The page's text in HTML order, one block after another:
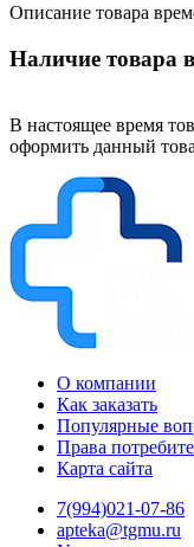
Описание товара
Наличие товара
В настоящее время
оформить данный
О компании
Как заказать
Популярные
Права
Карта сайта
7(994)021-07-86
apteka@tgmu.ru